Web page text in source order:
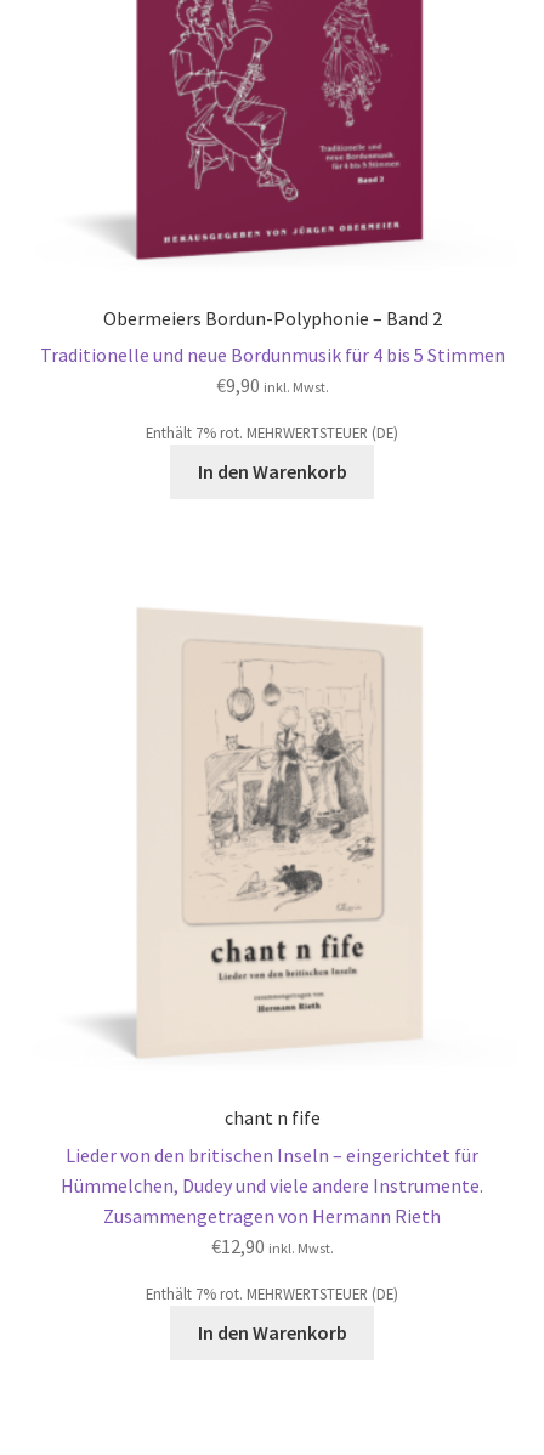
Obermeiers Bordun-Polyphonie – Band 2
Traditionelle und neue Bordunmusik für 4 bis 5 Stimmen
€9,90 inkl. Mwst.
Enthält 7% rot. MEHRWERTSTEUER (DE)
In den Warenkorb
chant n fife
Lieder von den britischen Inseln – eingerichtet für
Hümmelchen, Dudey und viele andere Instrumente.
Zusammengetragen von Hermann Rieth
€12,90 inkl. Mwst.
Enthält 7% rot. MEHRWERTSTEUER (DE)
In den Warenkorb